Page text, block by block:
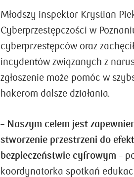
Młodszy inspektor Krystian
Cyberprzestępczości w
cyberprzestępców oraz
incydentów związanych z
zgłoszenie może pomóc w
hakerom dalsze działania.
– Naszym celem jest
stworzenie przestrzeni do
bezpieczeństwie cyfrowym –
koordynatorka spotkań